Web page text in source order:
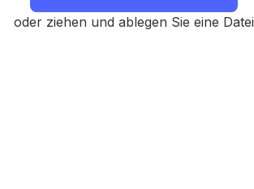
oder ziehen und ablegen Sie eine Datei